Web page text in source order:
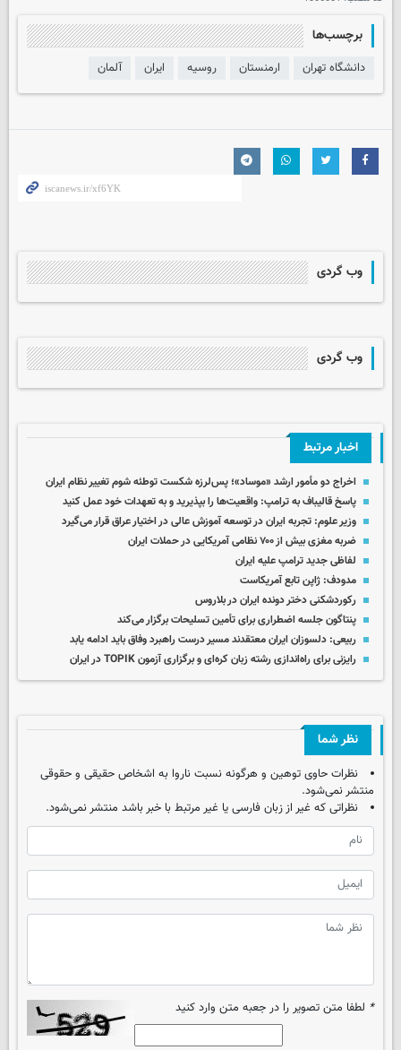
برچسب‌ها
دانشگاه تهران ارمنستان روسیه ایران آلمان
وب گردی
وب گردی
اخبار مرتبط
اخراج دو مأمور ارشد «موساد»؛ پس‌لرزه شکست توطئه شوم تغییر نظام ایران
پاسخ قالیباف به ترامپ: واقعیت‌ها را بپذیرید و به تعهدات خود عمل کنید
وزیر علوم: تجربه ایران در توسعه آموزش عالی در اختیار عراق قرار می‌گیرد
ضربه مغزی بیش از ۷۰۰ نظامی آمریکایی در حملات ایران
لفاظی جدید ترامپ علیه ایران
مدودف: ژاپن تابع آمریکاست
رکوردشکنی دختر دونده ایران در بلاروس
پنتاگون جلسه اضطراری برای تأمین تسلیحات برگزار می‌کند
ربیعی: دلسوزان ایران معتقدند مسیر درست راهبرد وفاق باید ادامه یابد
رایزنی برای راه‌اندازی رشته زبان کره‌ای و برگزاری آزمون TOPIK در ایران
نظر شما
نظرات حاوی توهین و هرگونه نسبت ناروا به اشخاص حقیقی و حقوقی
منتشر نمی‌شود.
نظراتی که غیر از زبان فارسی یا غیر مرتبط با خبر باشد منتشر نمی‌شود.
* لطفا متن تصویر را در جعبه متن وارد کنید